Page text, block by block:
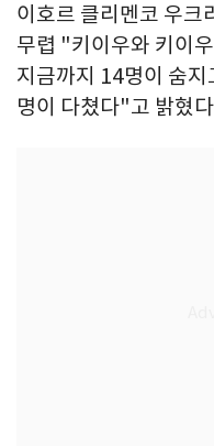
이호르 클리멘코 우크
무렵 "키이우와 키이
지금까지 14명이 숨
명이 다쳤다"고 밝혔